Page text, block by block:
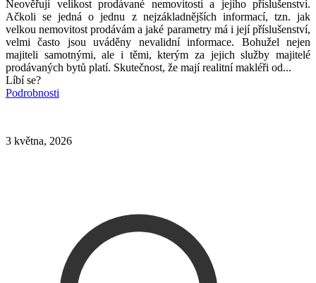
Neověřují velikost prodávané nemovitosti a jejího příslušenství.
Ačkoli se jedná o jednu z nejzákladnějších informací, tzn. jak
velkou nemovitost prodávám a jaké parametry má i její příslušenství,
velmi často jsou uváděny nevalidní informace. Bohužel nejen
majiteli samotnými, ale i těmi, kterým za jejich služby majitelé
prodávaných bytů platí. Skutečnost, že mají realitní makléři od...
Líbí se?
Podrobnosti
3 května, 2026